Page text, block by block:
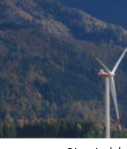
Leben